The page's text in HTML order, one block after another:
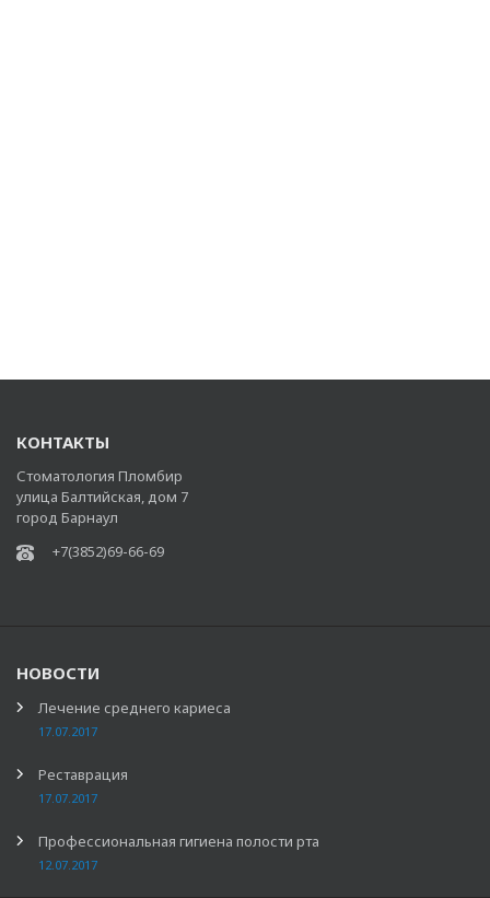
КОНТАКТЫ
Стоматология Пломбир
улица Балтийская, дом 7
город Барнаул
+7(3852)69-66-69
НОВОСТИ
Лечение среднего кариеса
17.07.2017
Реставрация
17.07.2017
Профессиональная гигиена полости рта
12.07.2017